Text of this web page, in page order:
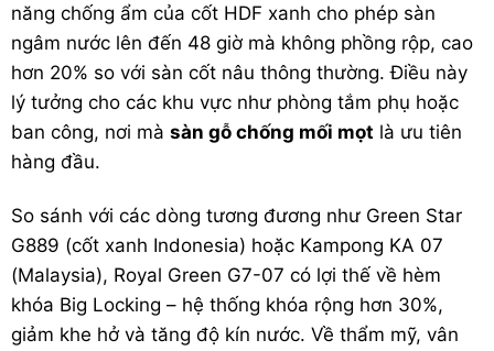
năng chống ẩm của cốt HDF xanh cho phép sàn
ngâm nước lên đến 48 giờ mà không phồng rộp, cao
hơn 20% so với sàn cốt nâu thông thường. Điều này
lý tưởng cho các khu vực như phòng tắm phụ hoặc
ban công, nơi mà sàn gỗ chống mối mọt là ưu tiên
hàng đầu.
So sánh với các dòng tương đương như Green Star
G889 (cốt xanh Indonesia) hoặc Kampong KA 07
(Malaysia), Royal Green G7-07 có lợi thế về hèm
khóa Big Locking – hệ thống khóa rộng hơn 30%,
giảm khe hở và tăng độ kín nước. Về thẩm mỹ, vân